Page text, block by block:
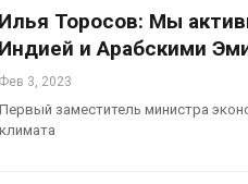
Илья Торосов: Мы
Индией и Арабскими
Фев 3, 2023
Первый заместитель министра
климата